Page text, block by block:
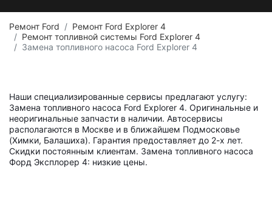
Ремонт Ford
Ремонт Ford Explorer 4
Ремонт топливной системы Ford Explorer 4
Замена топливного насоса Ford Explorer 4
Наши специализированные сервисы предлагают услугу:
Замена топливного насоса Ford Explorer 4. Оригинальные и
неоригинальные запчасти в наличии. Автосервисы
располагаются в Москве и в ближайшем Подмосковье
(Химки, Балашиха). Гарантия предоставляет до 2-х лет.
Скидки постоянным клиентам. Замена топливного насоса
Форд Эксплорер 4: низкие цены.